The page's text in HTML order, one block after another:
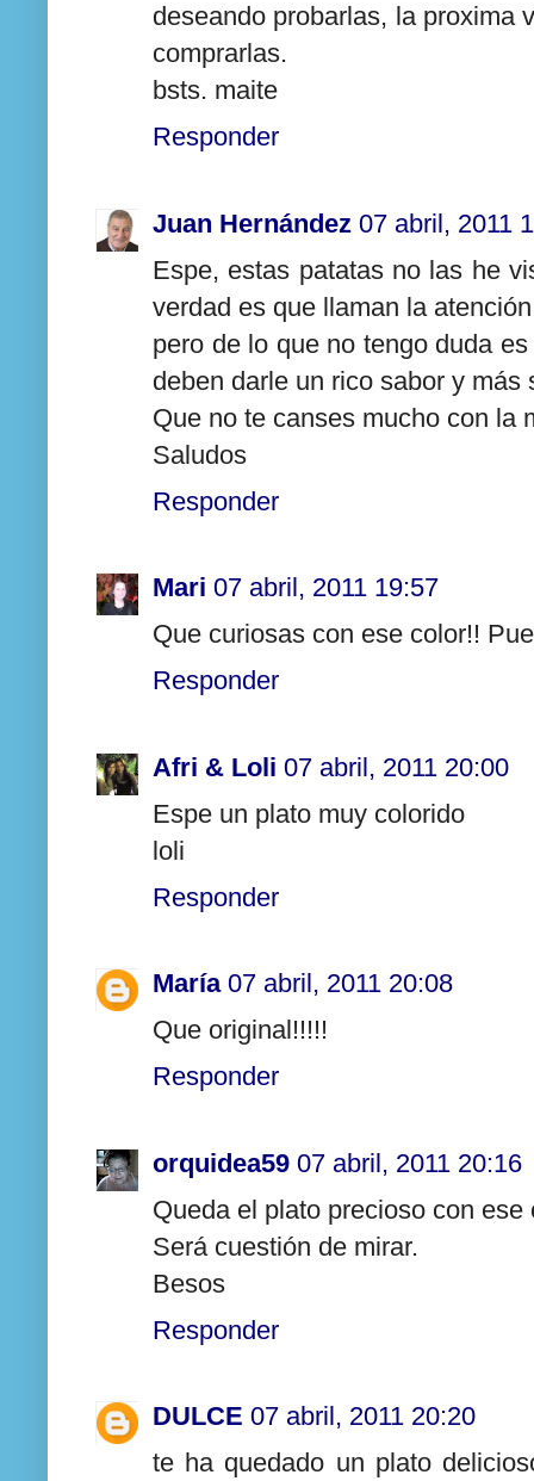
deseando probarlas, la proxima
comprarlas.
bsts. maite
Responder
Juan Hernández 07 abril, 2011
Espe, estas patatas no las he
verdad es que llaman la
pero de lo que no tengo duda
deben darle un rico sabor y más
Que no te canses mucho con la
Saludos
Responder
Mari 07 abril, 2011 19:57
Que curiosas con ese color!!
Responder
Afri & Loli 07 abril, 2011 20:00
Espe un plato muy colorido
loli
Responder
María 07 abril, 2011 20:08
Que original!!!!!
Responder
orquidea59 07 abril, 2011 20:16
Queda el plato precioso con
Será cuestión de mirar.
Besos
Responder
DULCE 07 abril, 2011 20:20
te ha quedado un plato